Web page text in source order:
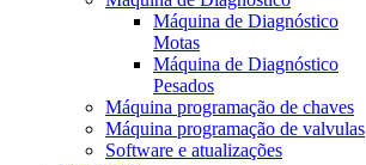
Máquina de Diagnóstico
Motas
Máquina de Diagnóstico
Pesados
Máquina programação de chaves
Máquina programação de valvulas
Software e atualizações